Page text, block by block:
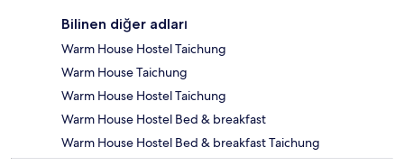
Bilinen diğer adları
Warm House Hostel Taichung
Warm House Taichung
Warm House Hostel Taichung
Warm House Hostel Bed & breakfast
Warm House Hostel Bed & breakfast Taichung